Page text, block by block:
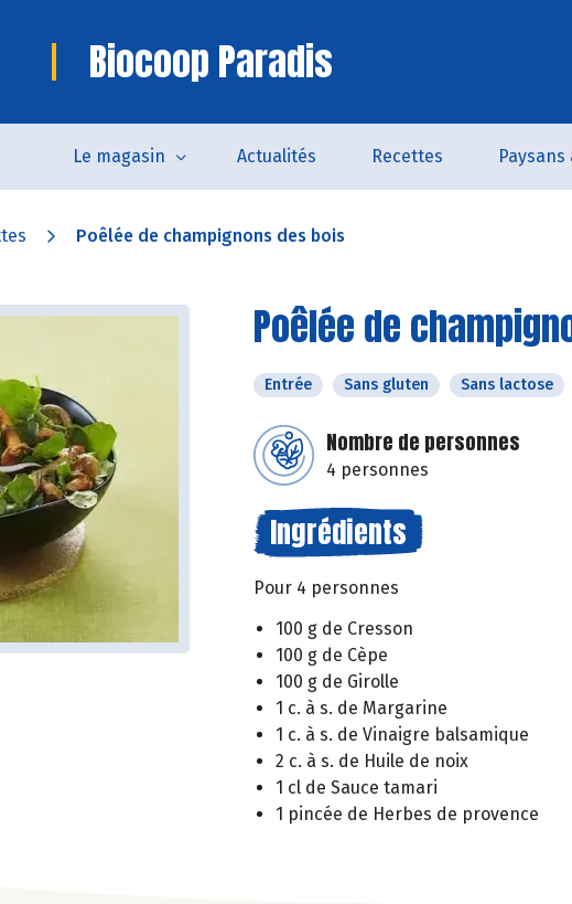
Biocoop Paradis
Le magasin Actualités Recettes Paysans
Poêlée de champignons des bois
Poêlée de
Entrée Sans gluten Sans lactose
Nombre de personnes
4 personnes
Ingrédients
Pour 4 personnes
100 g de Cresson
100 g de Cèpe
100 g de Girolle
1 c. à s. de Margarine
1 c. à s. de Vinaigre balsamique
2 c. à s. de Huile de noix
1 cl de Sauce tamari
1 pincée de Herbes de provence